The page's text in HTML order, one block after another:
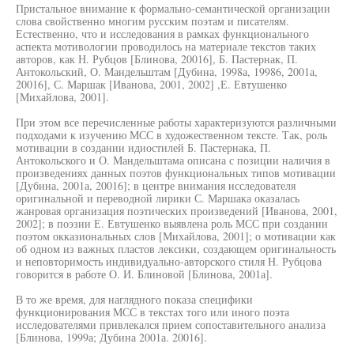
Пристальное внимание к формально-семантической организации
слова свойственно многим русским поэтам и писателям.
Естественно, что и исследования в рамках функционального
аспекта мотивологии проводилось на материале текстов таких
авторов, как Н. Рубцов [Блинова, 20016], Б. Пастернак, П.
Антокольский, О. Мандельштам [Дубина, 1998а, 19986, 2001а,
20016], С. Маршак [Иванова, 2001, 2002] ,Е. Евтушенко
[Михайлова, 2001].
При этом все перечисленные работы характеризуются различными
подходами к изучению МСС в художественном тексте. Так, роль
мотивации в создании идиостилей Б. Пастернака, П.
Антокольского и О. Мандельштама описана с позиции наличия в
произведениях данных поэтов функциональных типов мотивации
[Дубина, 2001а, 20016]; в центре внимания исследователя
оригинальной и переводной лирики С. Маршака оказалась
жанровая организация поэтических произведений [Иванова, 2001,
2002]; в поэзии Е. Евтушенко выявлена роль МСС при создании
поэтом окказиональных слов [Михайлова, 2001]; о мотивации как
об одном из важных пластов лексики, создающем оригинальность
и неповторимость индивидуально-авторского стиля Н. Рубцова
говорится в работе О. И. Блиновой [Блинова, 2001а].
В то же время, для наглядного показа специфики
функционирования МСС в текстах того или иного поэта
исследователями привлекался прием сопоставительного анализа
[Блинова, 1999а; Дубина 2001а. 20016].